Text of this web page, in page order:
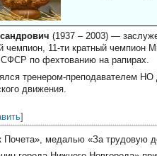
(1937 – 2003) —
чемпион, 11-ти кратный чемпион
по фехтованию на рапирах.
тренером-преподавателем
движения.
]
Почета», медалью «За трудовую